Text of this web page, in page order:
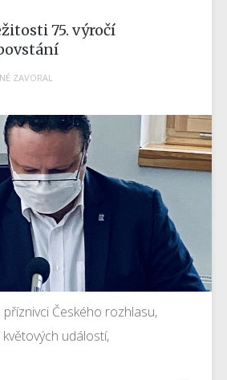
75. výročí
ZAVORAL
Českého rozhlasu,
událostí,